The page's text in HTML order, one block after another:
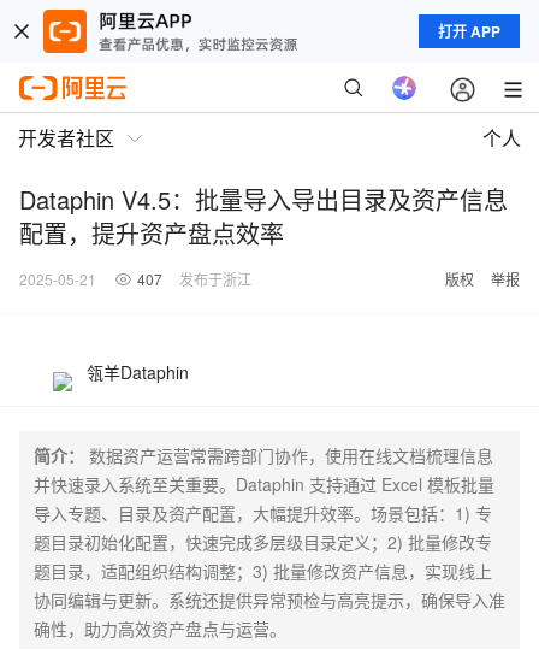
打开 APP
开发者社区 个人
Dataphin V4.5：批量导入导出目录及资产信息
配置，提升资产盘点效率
2025-05-21 407 发布于浙江 版权 举报
瓴羊Dataphin
简介：
数据资产运营常需跨部门协作，使用在线文档梳理信息
并快速录入系统至关重要。Dataphin 支持通过 Excel 模板批量
导入专题、目录及资产配置，大幅提升效率。场景包括：1) 专
题目录初始化配置，快速完成多层级目录定义；2) 批量修改专
题目录，适配组织结构调整；3) 批量修改资产信息，实现线上
协同编辑与更新。系统还提供异常预检与高亮提示，确保导入准
确性，助力高效资产盘点与运营。